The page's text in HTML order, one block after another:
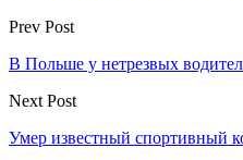
Prev Post
В Польше у нетрезвых
Next Post
Умер известный спортивный